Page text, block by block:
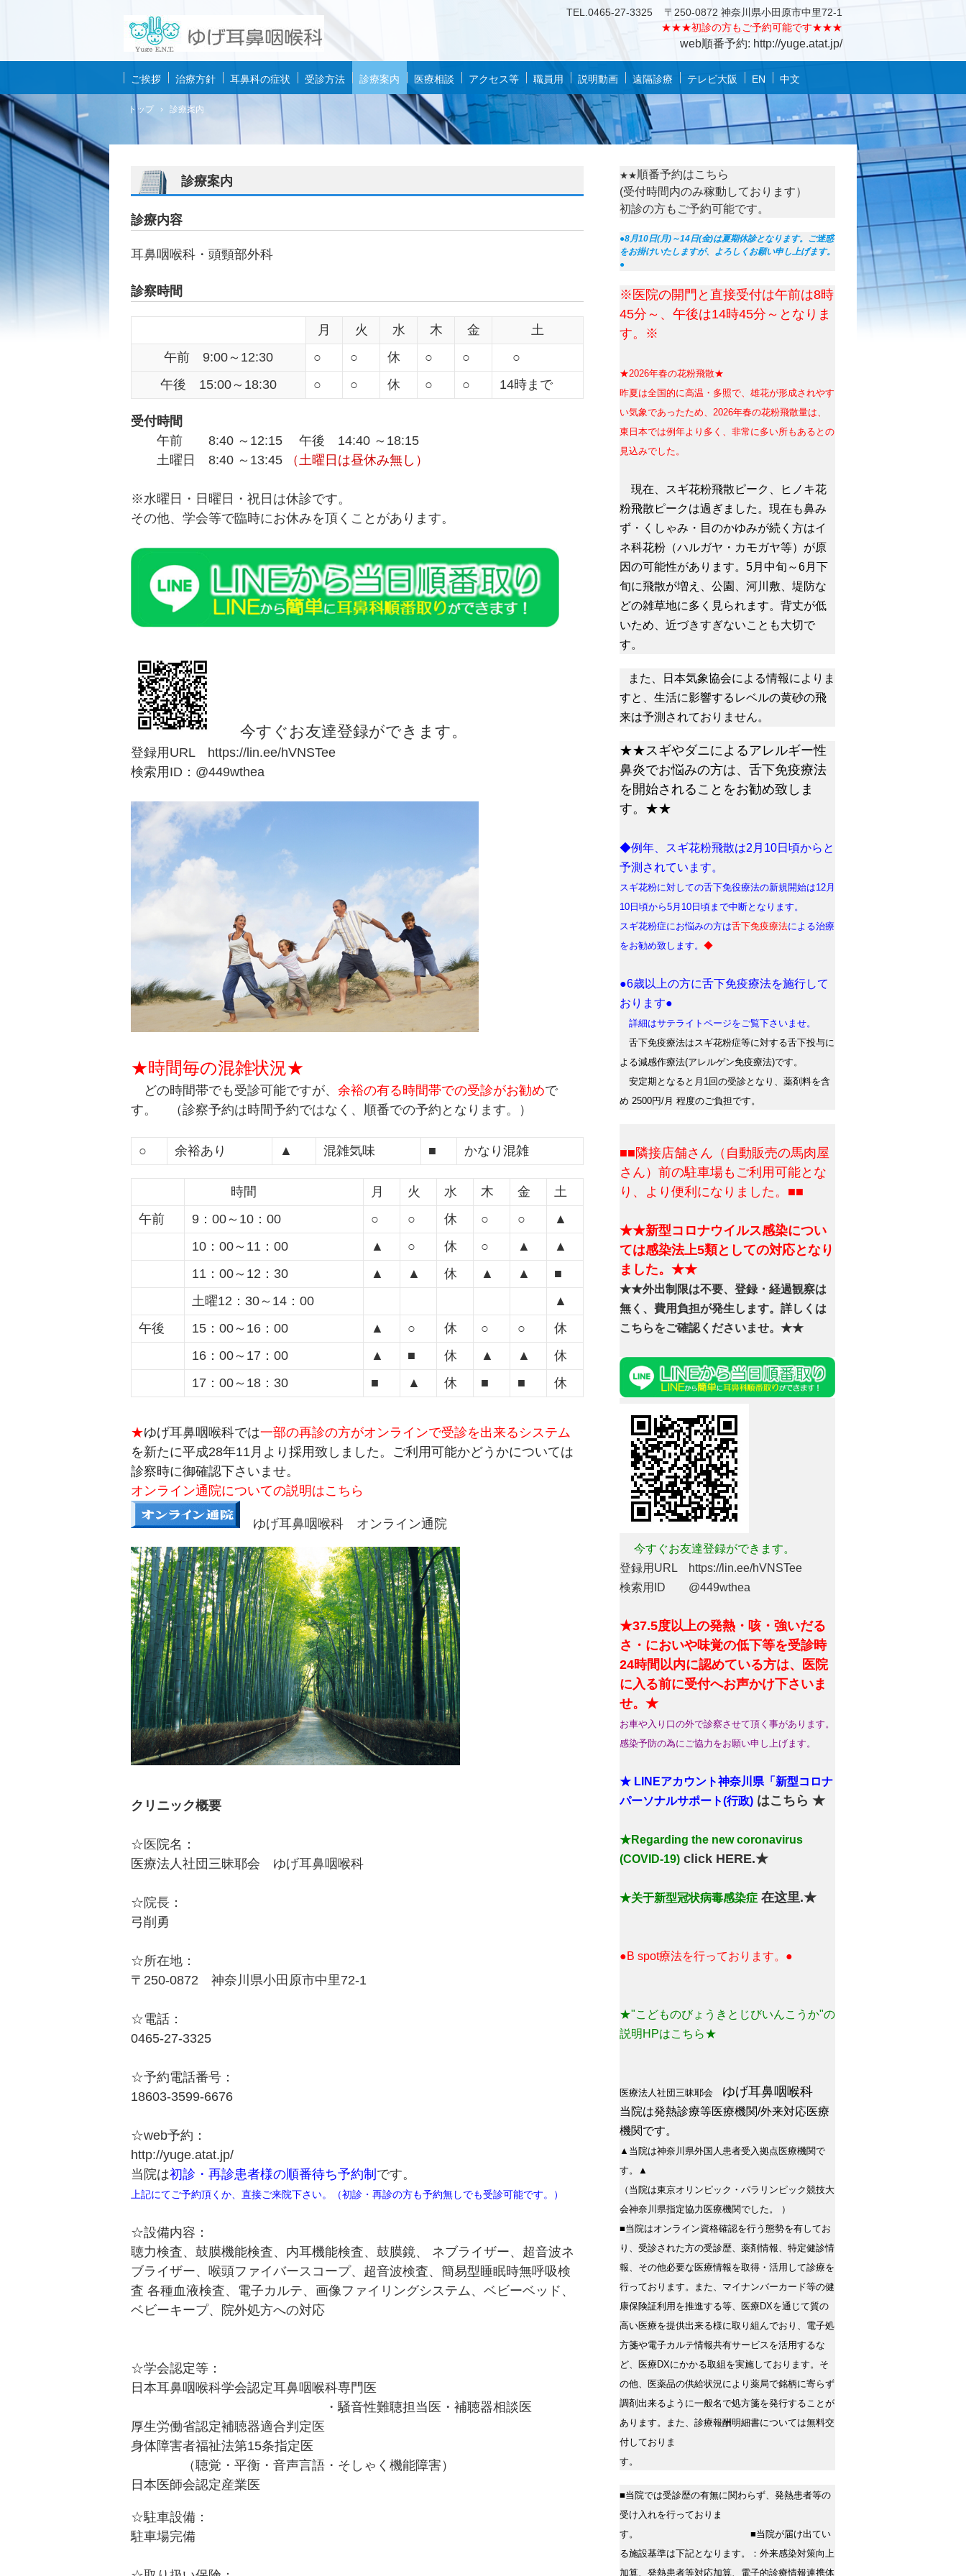
TEL. 0465-27-3325
〒250-0872 神奈川県小田原市中里72-1
★★★初診の方もご予約可能です★★★
web順番予約: http://yuge.atat.jp/
ご挨拶 治療方針 耳鼻科の症状 受診方法 診療案内 医療相談 アクセス等 職員用 説明動画 遠隔診療 テレビ大阪 EN 中文
トップ › 診療案内
診療案内
診療内容
耳鼻咽喉科・頭頸部外科
診察時間
月 火 水 木 金
土
午前 9:00～12:30
○ ○ 休 ○ ○
○
午後 15:00～18:30
○ ○ 休 ○ ○ 14時まで
受付時間
午前 8:40 ～12:15 午後 14:40 ～18:15
土曜日 8:40 ～13:45
（土曜日は昼休み無し）
※水曜日・日曜日・祝日は休診です。
その他、学会等で臨時にお休みを頂くことがあります。
今すぐお友達登録ができます。
登録用URL https://lin.ee/hVNSTee
検索用ID：@449wthea
★時間毎の混雑状況★
どの時間帯でも受診可能ですが、 余裕の有る時間帯での受診がお勧めで
す。 （診察予約は時間予約ではなく、順番での予約となります。）
○ 余裕あり ▲ 混雑気味 ■ かなり混雑
時間 月 火 水 木 金
土
午前
9：00～10：00 ○ ○ 休 ○ ○
▲
10：00～11：00
▲ ○ 休 ○ ▲
▲
11：00～12：30
▲ ▲ 休 ▲ ▲
■
土曜12：30～14：00
▲
午後
15：00～16：00 ▲ ○ 休 ○ ○
休
16：00～17：00
▲ ■ 休 ▲ ▲
休
17：00～18：30
■ ▲ 休 ■ ■ 休
★ゆげ耳鼻咽喉科では一部の再診の方がオンラインで受診を出来るシステム
を新たに平成28年11月より採用致しました。ご利用可能かどうかについては
診察時に御確認下さいませ。
オンライン通院についての説明はこちら
ゆげ耳鼻咽喉科 オンライン通院
クリニック概要
☆医院名：
医療法人社団三昧耶会 ゆげ耳鼻咽喉科
☆院長：
弓削勇
☆所在地：
〒250-0872 神奈川県小田原市中里72-1
☆電話：
0465-27-3325
☆予約電話番号：
18603-3599-6676
☆web予約：
http://yuge.atat.jp/
当院は初診・再診患者様の順番待ち予約制 です。
上記にてご予約頂くか、直接ご来院下さい。（初診・再診の方も予約無しでも受診可能です。）
☆設備内容：
聴力検査、鼓膜機能検査、内耳機能検査、鼓膜鏡、 ネブライザー、超音波ネ
ブライザー、喉頭ファイバースコープ、超音波検査、簡易型睡眠時無呼吸検
査 各種血液検査、電子カルテ、画像ファイリングシステム、ベビーベッド、
ベビーキープ、院外処方への対応
☆学会認定等：
日本耳鼻咽喉科学会認定耳鼻咽喉科専門医
・騒音性難聴担当医・補聴器相談医
厚生労働省認定補聴器適合判定医
身体障害者福祉法第15条指定医
（聴覚・平衡・音声言語・そしゃく機能障害）
日本医師会認定産業医
☆駐車設備：
駐車場完備
★★順番予約はこちら
(受付時間内のみ稼動しております）
初診の方もご予約可能です。
●8月10日(月)～14日(金)は夏期休診となります。ご迷惑
をお掛けいたしますが、よろしくお願い申し上げます。
●
※医院の開門と直接受付は午前は8時
45分～、午後は14時45分～となりま
す。※
★2026年春の花粉飛散★
昨夏は全国的に高温・多照で、雄花が形成されやす
い気象であったため、 2026年春の花粉飛散量は、
東日本では例年より多く、非常に多い所もあるとの
見込みでした。
現在、スギ花粉飛散ピーク、ヒノキ花
粉飛散ピークは過ぎました。現在も鼻み
ず・くしゃみ・目のかゆみが続く方はイ
ネ科花粉（ハルガヤ・カモガヤ等）が原
因の可能性があります。5月中旬～6月下
旬に飛散が増え、公園、河川敷、堤防な
どの雑草地に多く見られます。背丈が低
いため、近づきすぎないことも大切で
す。
また、日本気象協会による情報によりま
すと、生活に影響するレベルの黄砂の飛
来は予測されておりません。
★★スギやダニによるアレルギー性
鼻炎でお悩みの方は、舌下免疫療法
を開始されることをお勧め致しま
す。★★
◆例年、スギ花粉飛散は2月10日頃からと
予測されています。
スギ花粉に対しての舌下免役療法の新規開始は12月
10日頃から5月10日頃まで中断となります。
スギ花粉症にお悩みの方は舌下免疫療法による治療
をお勧め致します。 ◆
●6歳以上の方に舌下免疫療法を施行して
おります●
詳細はサテライトページをご覧下さいませ。
舌下免疫療法はスギ花粉症等に対する舌下投与に
よる減感作療法(アレルゲン免疫療法)です。
安定期となると月1回の受診となり、薬剤料を含
め 2500円/月 程度のご負担です。
■■隣接店舗さん（自動販売の馬肉屋
さん）前の駐車場もご利用可能とな
り、より便利になりました。■■
★★新型コロナウイルス感染につい
ては感染法上5類としての対応となり
ました。★★
★★外出制限は不要、登録・経過観察は
無く、費用負担が発生します。詳しくは
こちらをご確認くださいませ。★★
今すぐお友達登録ができます。
登録用URL https://lin.ee/hVNSTee
検索用ID @449wthea
★37.5度以上の発熱・咳・強いだる
さ・においや味覚の低下等を受診時
24時間以内に認めている方は、医院
に入る前に受付へお声かけ下さいま
せ。★
お車や入り口の外で診察させて頂く事があります。
感染予防の為にご協力をお願い申し上げます。
★ LINEアカウント神奈川県「新型コロナ
パーソナルサポート(行政) はこちら ★
★Regarding the new coronavirus
(COVID-19) click HERE.★
★关于新型冠状病毒感染症 在这里.★
●B spot療法を行っております。●
★"こどものびょうきとじびいんこうか"の
説明HPはこちら★
医療法人社団三昧耶会 ゆげ耳鼻咽喉科
当院は発熱診療等医療機関/外来対応医療
機関です。
▲当院は神奈川県外国人患者受入拠点医療機関で
す。▲
（当院は東京オリンピック・パラリンピック競技大
会神奈川県指定協力医療機関でした。 ）
■当院はオンライン資格確認を行う態勢を有してお
り、受診された方の受診歴、薬剤情報、特定健診情
報、その他必要な医療情報を取得・活用して診療を
行っております。また、マイナンバーカード等の健
康保険証利用を推進する等、医療DXを通じて質の
高い医療を提供出来る様に取り組んでおり、電子処
方箋や電子カルテ情報共有サービスを活用するな
ど、医療DXにかかる取組を実施しております。そ
の他、医薬品の供給状況により薬局で銘柄に寄らず
調剤出来るように一般名で処方箋を発行することが
あります。また、診療報酬明細書については無料交
付しておりま
す。
■当院では受診歴の有無に関わらず、発熱患者等の
受け入れを行っておりま
す。
■当院が届け出てい
る施設基準は下記となります。：外来感染対策向上
加算、発熱患者等対応加算、電子的診療情報連携体